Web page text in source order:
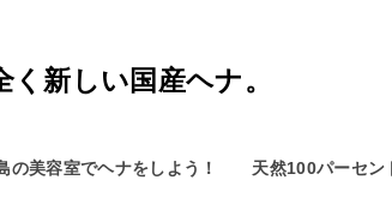
新しい国産ヘナ。
の美容室でヘナをしよう！ 天然100パーセン